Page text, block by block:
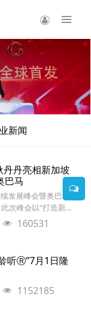
新闻
丹亮相新加坡
巴马
发展峰会暨奥巴马
次峰会以“打造新动
了诸多政商界领袖
为优秀青年企业家
应邀出席峰会,并
亲自接见。会上,奥
业全球
160531
听Ⓡ”7月1日隆
1152185